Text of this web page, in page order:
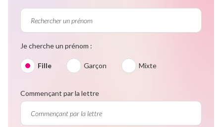
Je cherche un prénom :
Fille Garçon Mixte
Commençant par la lettre